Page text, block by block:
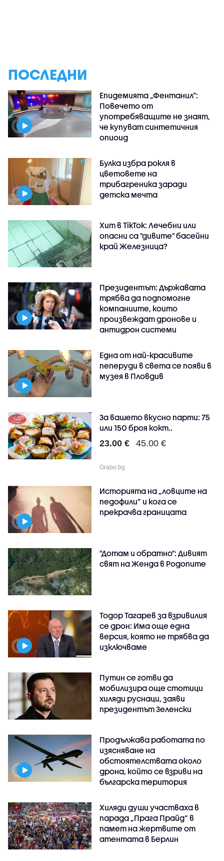
ПОСЛЕДНИ
Епидемията „Фентанил”:
Повечето от
употребяващите не знаят,
че купуват синтетичния
опиоид
Булка избра рокля в
цветовете на
трибагреника заради
детска мечта
Хит в TikTok: Лечебни или
опасни са "дивите" басейни
край Железница?
Президентът: Държавата
трябва да подпомогне
компаниите, които
произвеждат дронове и
антидрон системи
Една от най-красивите
пеперуди в света се появи в
музея в Пловдив
За вашето вкусно парти: 75
или 150 броя кокт..
23.00 € 45.00 €
Grabo.bg
Историята на „ловците на
педофили” и кога се
прекрачва границата
"Дотам и обратно": Дивият
свят на Женда в Родопите
Тодор Тагарев за взривилия
се дрон: Има още една
версия, която не трябва да
изключваме
Путин се готви да
мобилизира още стотици
хиляди руснаци, заяви
президентът Зеленски
Продължава работата по
изясняване на
обстоятелствата около
дрона, който се взриви на
българска територия
Хиляди души участваха в
парада „Прага Прайд“ в
памет на жертвите от
атентата в Берлин